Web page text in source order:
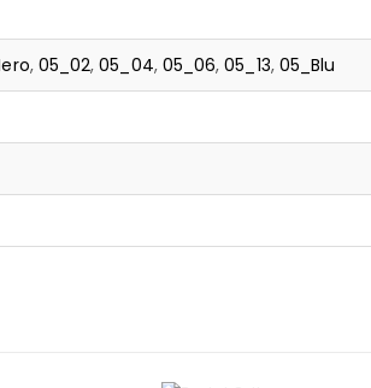
, 05_02,05_04, 05_06,05_13, 05_Blu